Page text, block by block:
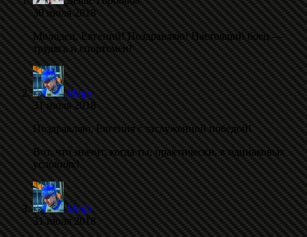
30 июля 2018
Молодец, Евгений! Поздравляю! Настоящий боец —
трудяга и спортсмен!
Minfo
31 июля 2018
Поздравляю, Евгения с заслуженной победой!
Вот, что значит, когда ты, практически, в одинаковых
условиях!
Minfo
31 июля 2018